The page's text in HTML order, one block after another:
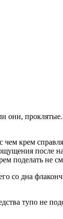
они, проклятые.
чем крем
после
поделать не
со дна
тупо не